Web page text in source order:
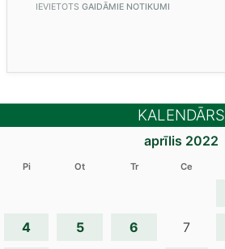
IEVIETOTS GAIDĀMIE NOTIKUMI
KALENDĀRS
aprīlis 2022
Pi Ot Tr Ce
4 5 6 7